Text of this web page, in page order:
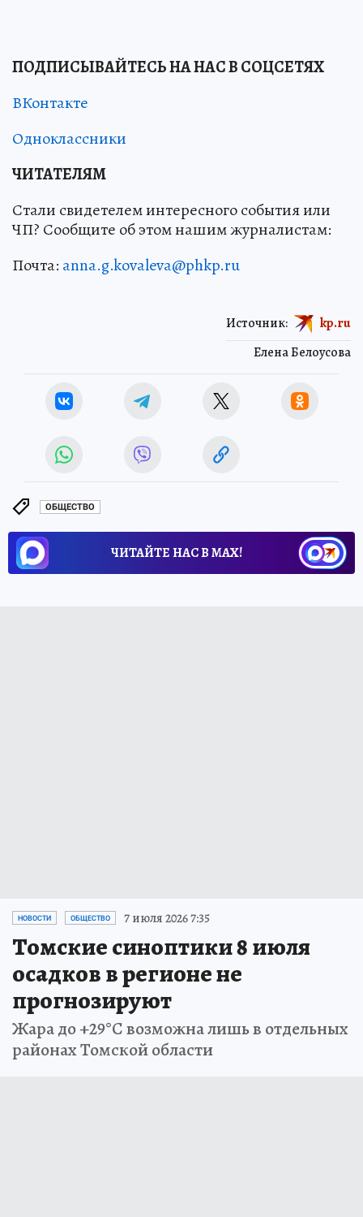
ПОДПИСЫВАЙТЕСЬ НА НАС В СОЦСЕТЯХ
ВКонтакте
Одноклассники
ЧИТАТЕЛЯМ
Стали свидетелем интересного события или
ЧП? Сообщите об этом нашим журналистам:
Почта: anna.g.kovaleva@phkp.ru
Елена Белоусова
Источник: kp.ru
ОБЩЕСТВО
ЧИТАЙТЕ НАС В МАХ!
НОВОСТИ ОБЩЕСТВО 7 июля 2026 7:35
Томские синоптики 8 июля
осадков в регионе не
прогнозируют
Жара до +29°C возможна лишь в отдельных
районах Томской области